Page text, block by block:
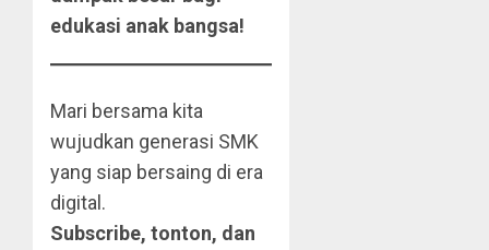
edukasi anak bangsa!
Mari bersama kita
wujudkan generasi SMK
yang siap bersaing di era
digital.
Subscribe, tonton, dan